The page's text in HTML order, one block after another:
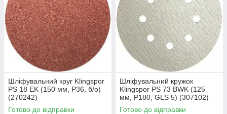
Шліфувальний круг Klingspor
PS 18 EK (150 мм, P36, б/о)
(270242)
Готово до відправки
Шліфувальний кружок
Klingspor PS 73 BWK (125
мм, Р180, GLS 5) (307102)
Готово до відправки